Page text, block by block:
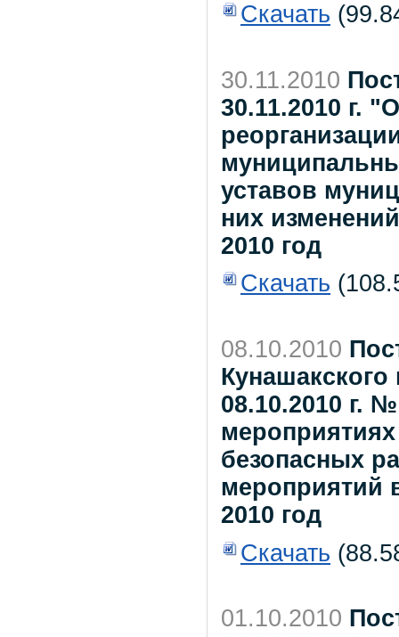
Скачать
30.11.2010
30.11.2010 г.
уставов
них
2010 год
Скачать
08.10.2010
08.10.2010 г.
безопасных
мероприятий
2010 год
Скачать
01.10.2010